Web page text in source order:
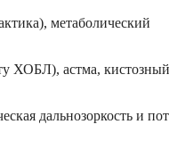
метаболический
ХОБЛ), астма, кистозный
дальнозоркость и